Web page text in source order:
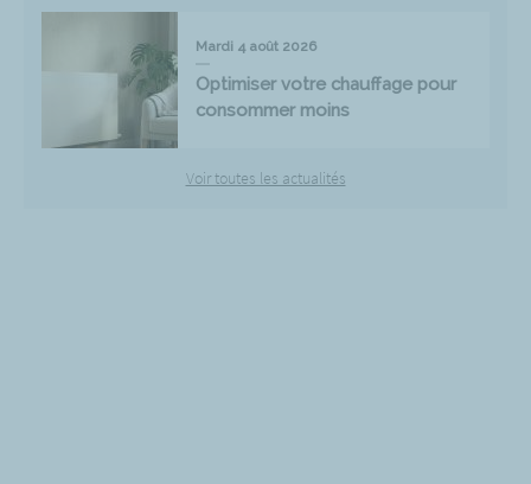
Mardi 4 août 2026
Optimiser votre chauffage pour
consommer moins
Voir toutes les actualités